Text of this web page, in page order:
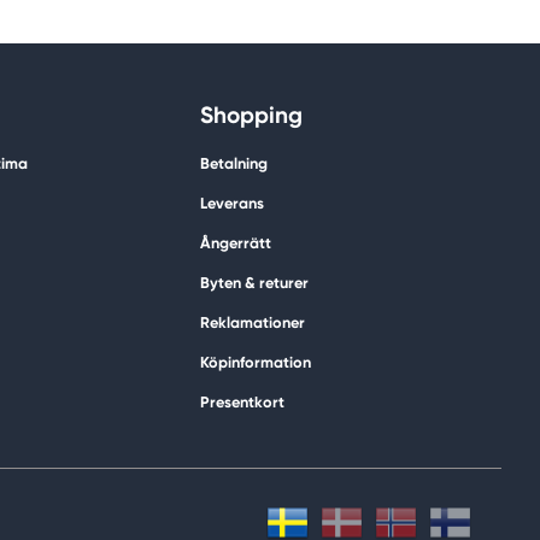
Shopping
Betalning
Leverans
Ångerrätt
Byten & returer
Reklamationer
Köpinformation
Presentkort